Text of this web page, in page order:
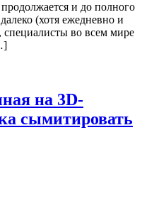
и до полного
(хотя ежедневно и
во всем мире
на 3D-
сымитировать